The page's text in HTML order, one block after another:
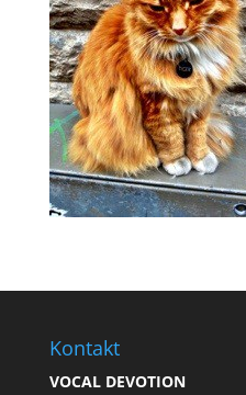
Kontakt
VOCAL DEVOTION